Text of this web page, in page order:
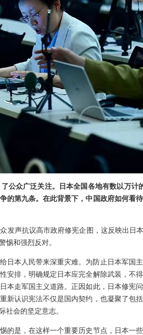
公众广泛关注。日本全国各地有数以万计
的第九条。在此背景下，中国政府如何看
发声抗议高市政府修宪企图，这反映出日
惕和强烈反对。
日本人民带来深重灾难。为防止日本军国
安排，明确规定日本应完全解除武装，不
本走军国主义道路。正因如此，日本修宪
新认识宪法不仅是国内契约，也凝聚了包
社会的坚定意志。
的是，在这样一个重要历史节点，日本一